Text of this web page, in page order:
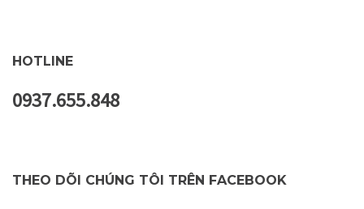
HOTLINE
0937.655.848
THEO DÕI CHÚNG TÔI TRÊN FACEBOOK